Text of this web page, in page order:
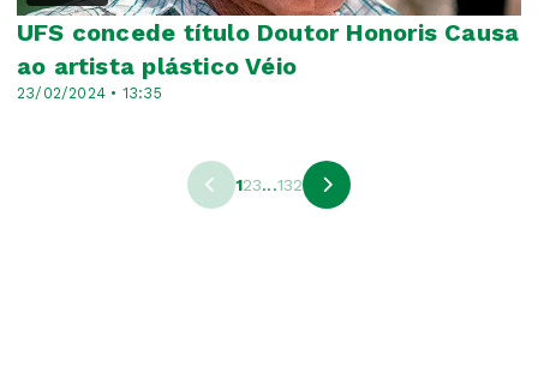
23/02/2024 • 13:35
UFS concede título Doutor Honoris Causa
ao artista plástico Véio
123...132